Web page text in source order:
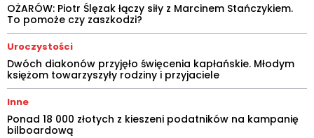
OŻARÓW: Piotr Ślęzak łączy siły z Marcinem Stańczykiem.
To pomoże czy zaszkodzi?
Uroczystości
Dwóch diakonów przyjęło święcenia kapłańskie. Młodym
księżom towarzyszyły rodziny i przyjaciele
Inne
Ponad 18 000 złotych z kieszeni podatników na kampanię
bilboardową